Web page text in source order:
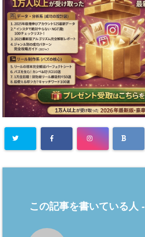
この記事を書いている人 -